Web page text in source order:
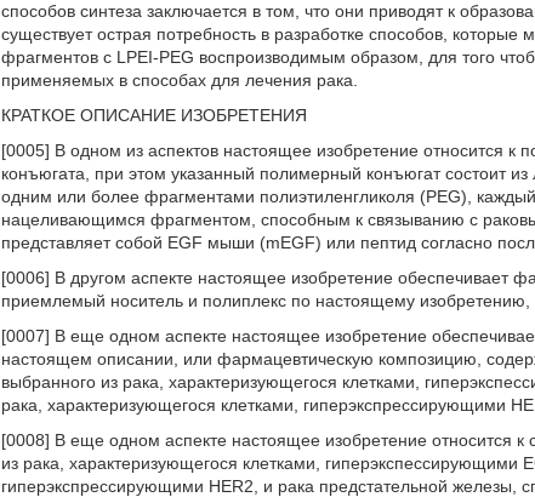
способов синтеза заключается в том, что они приводят к
существует острая потребность в разработке способов,
фрагментов с LPEI-PEG воспроизводимым образом, для того
применяемых в способах для лечения рака.
КРАТКОЕ ОПИСАНИЕ ИЗОБРЕТЕНИЯ
[0005] В одном из аспектов настоящее изобретение относится
конъюгата, при этом указанный полимерный конъюгат состоит
одним или более фрагментами полиэтиленгликоля (PEG),
нацеливающимся фрагментом, способным к связыванию с
представляет собой EGF мыши (mEGF) или пептид согласно
[0006] В другом аспекте настоящее изобретение
приемлемый носитель и полиплекс по настоящему
[0007] В еще одном аспекте настоящее изобретение
настоящем описании, или фармацевтическую композицию,
выбранного из рака, характеризующегося клетками,
рака, характеризующегося клетками, гиперэкспрессирующими
[0008] В еще одном аспекте настоящее изобретение относится
из рака, характеризующегося клетками, гиперэкспессирующими
гиперэкспрессирующими HER2, и рака предстательной